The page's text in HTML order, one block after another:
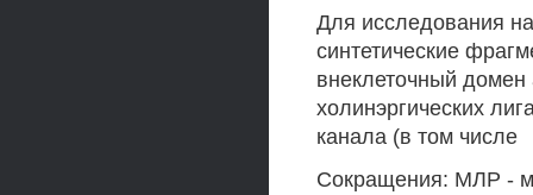
Для исследования
синтетические
внеклеточный домен
холинэргических
канала (в том числе
Сокращения: МЛР -